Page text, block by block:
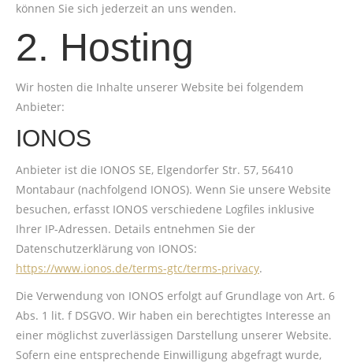
können Sie sich jederzeit an uns wenden.
2. Hosting
Wir hosten die Inhalte unserer Website bei folgendem
Anbieter:
IONOS
Anbieter ist die IONOS SE, Elgendorfer Str. 57, 56410
Montabaur (nachfolgend IONOS). Wenn Sie unsere Website
besuchen, erfasst IONOS verschiedene Logfiles inklusive
Ihrer IP-Adressen. Details entnehmen Sie der
Datenschutzerklärung von IONOS:
https://www.ionos.de/terms-gtc/terms-privacy.
Die Verwendung von IONOS erfolgt auf Grundlage von Art. 6
Abs. 1 lit. f DSGVO. Wir haben ein berechtigtes Interesse an
einer möglichst zuverlässigen Darstellung unserer Website.
Sofern eine entsprechende Einwilligung abgefragt wurde,